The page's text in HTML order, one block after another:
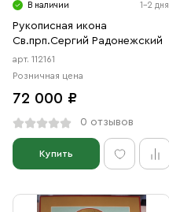
В наличии 1-2 дня
Рукописная икона
Св.прп.Сергий Радонежский
арт. 112161
Розничная цена
72 000 ₽
0 отзывов
Купить